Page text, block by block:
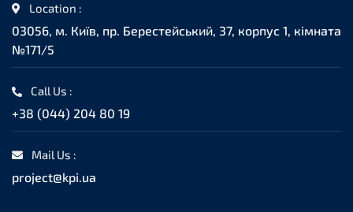
Location :
03056, м. Київ, пр. Берестейський, 37, корпус 1, кiмната
№171/5
Call Us :
+38 (044) 204 80 19
Mail Us :
project@kpi.ua